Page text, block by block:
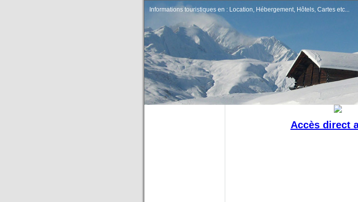
Informations touristiques en : Location, Hébergement, Hôtels, Cartes etc...
Accès direct